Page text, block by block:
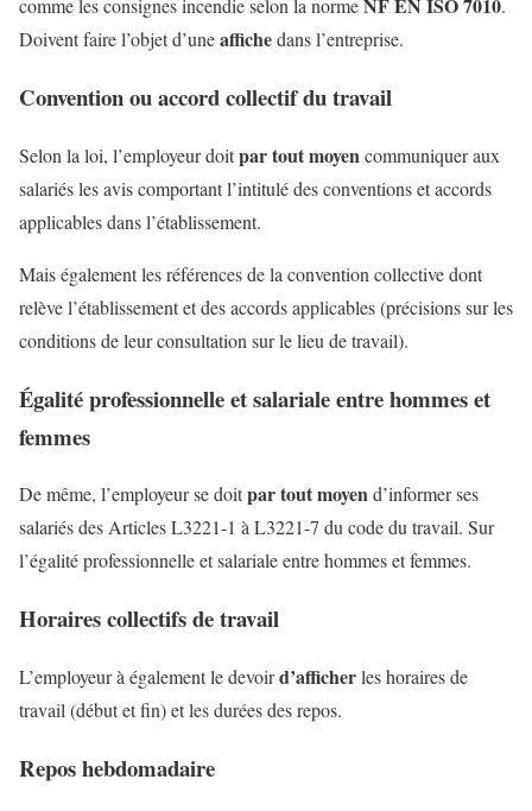
comme les consignes incendie selon la normeNF EN ISO 7010.
Doivent faire l’objet d’uneaffichedans l’entreprise.
Convention ou accord collectif du travail
Selon la loi, l’employeur doitpar tout moyencommuniquer aux
salariés les avis comportant l’intitulé des conventions et accords
applicables dans l’établissement.
Mais également les références de la convention collective dont
relève l’établissement et des accords applicables (précisions sur les
conditions de leur consultation sur le lieu de travail).
Égalité professionnelle et salariale entre hommes et
femmes
De même, l’employeur se doitpar tout moyend’informer ses
salariés des Articles L3221-1 à L3221-7 du code du travail. Sur
l’égalité professionnelle et salariale entre hommes et femmes.
Horaires collectifs de travail
L’employeur à également le devoird’afficherles horaires de
travail (début et fin) et les durées des repos.
Repos hebdomadaire